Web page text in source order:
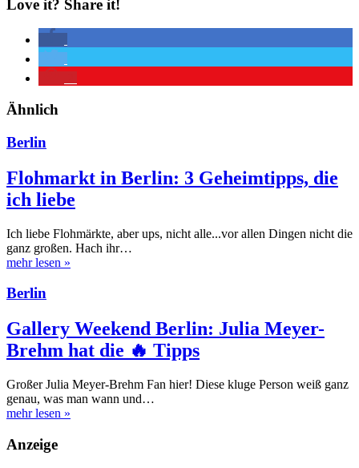
Love it? Share it!
Ähnlich
Berlin
Flohmarkt in Berlin: 3 Geheimtipps, die
ich liebe
Ich liebe Flohmärkte, aber ups, nicht alle...vor allen Dingen nicht die
ganz großen. Hach ihr…
mehr lesen »
Berlin
Gallery Weekend Berlin: Julia Meyer-
Brehm hat die 🔥 Tipps
Großer Julia Meyer-Brehm Fan hier! Diese kluge Person weiß ganz
genau, was man wann und…
mehr lesen »
Anzeige